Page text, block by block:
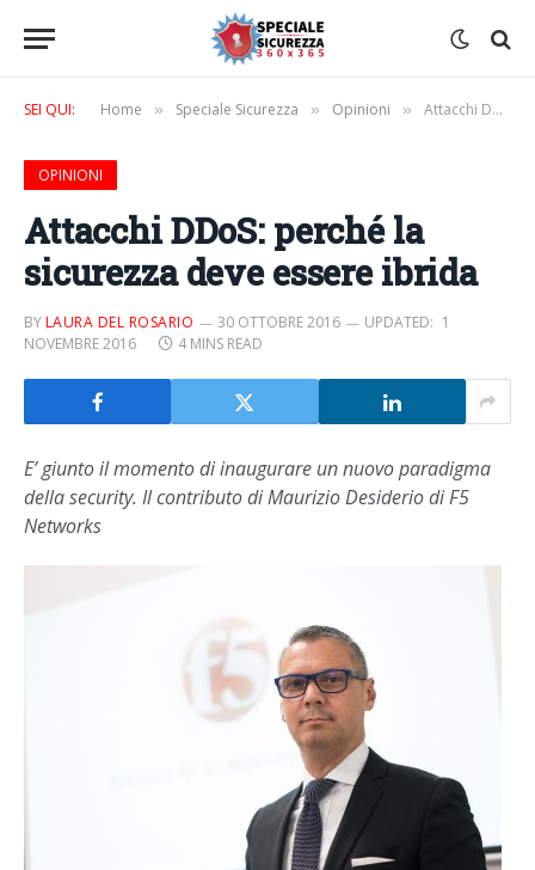
SEI QUI: Home » Speciale Sicurezza » Opinioni » Attacchi DDoS: perché la sicurezza deve essere ibrida
OPINIONI
Attacchi DDoS: perché la
sicurezza deve essere ibrida
BYLAURA DEL ROSARIO 30 OTTOBRE 2016 UPDATED: 1
NOVEMBRE 2016
4 MINS READ
E’ giunto il momento di inaugurare un nuovo paradigma
della security. Il contributo di Maurizio Desiderio di F5
Networks